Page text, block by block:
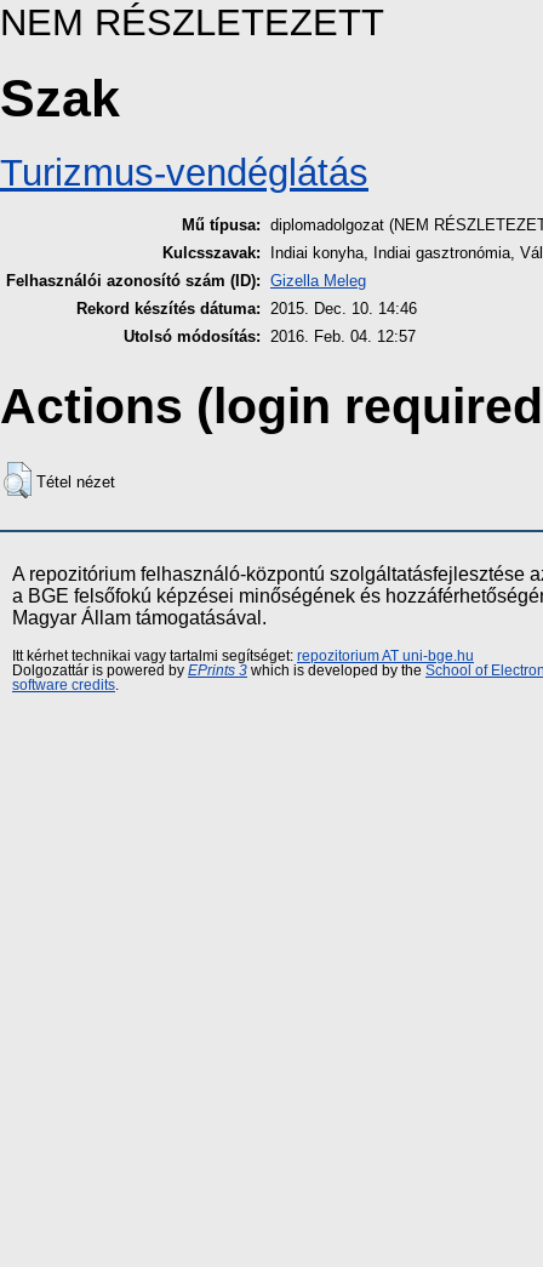
NEM RÉSZLETEZETT
Szak
Turizmus-vendéglátás
Mű típusa: diplomadolgozat (NEM
Kulcsszavak:
Indiai konyha, Indiai gasztronómia,
Felhasználói azonosító szám (ID): Gizella Meleg
Rekord készítés dátuma: 2015. Dec. 10. 14:46
Utolsó módosítás: 2016. Feb. 04. 12:57
Actions (login
Tétel nézet
A repozitórium felhasználó-központú szolgáltatásfejlesztése
a BGE felsőfokú képzései minőségének és
Magyar Állam támogatásával.
Itt kérhet technikai vagy tartalmi segítséget: repozitorium AT uni-bge.hu
Dolgozattár is powered by EPrints 3 which is developed by the School of
software credits